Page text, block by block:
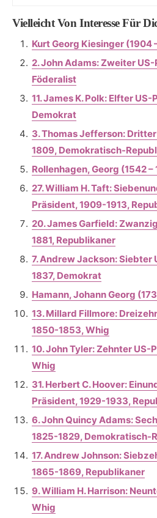
Vielleicht Von Interesse Für
Kurt Georg Kiesinger (1904
2. John Adams: Zweiter
Föderalist
11. James K. Polk: Elfter
Demokrat
3. Thomas Jefferson:
1809, Demokratisch-
Rollenhagen, Georg (1542 –
27. William H. Taft:
Präsident, 1909-1913,
20. James Garfield:
1881, Republikaner
7. Andrew Jackson: Siebter
1837, Demokrat
Hamann, Johann Georg
13. Millard Fillmore:
1850-1853, Whig
10. John Tyler: Zehnter US-
Whig
31. Herbert C. Hoover:
Präsident, 1929-1933,
6. John Quincy Adams:
1825-1829, Demokratisch-
17. Andrew Johnson:
1865-1869, Republikaner
9. William H. Harrison:
Whig